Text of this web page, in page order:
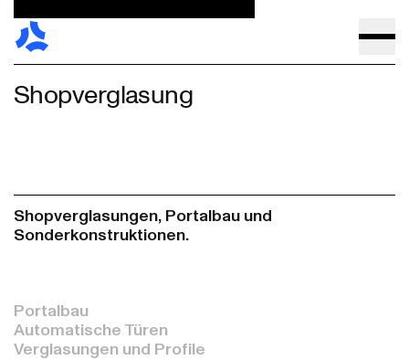
Shopverglasung
Shopverglasungen, Portalbau und
Sonderkonstruktionen.
Portalbau
Automatische Türen
Verglasungen und Profile